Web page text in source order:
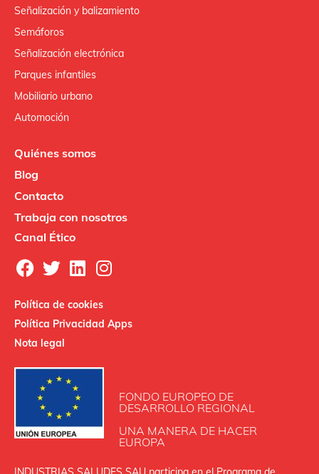
Señalización y balizamiento
Semáforos
Señalización electrónica
Parques infantiles
Mobiliario urbano
Automoción
Quiénes somos
Blog
Contacto
Trabaja con nosotros
Canal Ético
Política de cookies
Política Privacidad Apps
Nota legal
FONDO EUROPEO DE
DESARROLLO REGIONAL
UNA MANERA DE HACER
EUROPA